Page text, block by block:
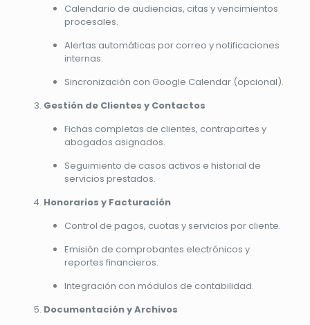
Calendario de audiencias, citas y vencimientos
procesales.
Alertas automáticas por correo y notificaciones
internas.
Sincronización con Google Calendar (opcional).
Gestión de Clientes y Contactos
Fichas completas de clientes, contrapartes y
abogados asignados.
Seguimiento de casos activos e historial de
servicios prestados.
Honorarios y Facturación
Control de pagos, cuotas y servicios por cliente.
Emisión de comprobantes electrónicos y
reportes financieros.
Integración con módulos de contabilidad.
Documentación y Archivos